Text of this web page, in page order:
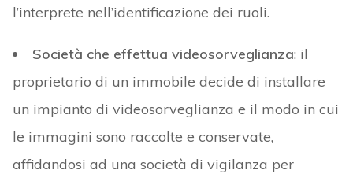
l’interprete nell’identificazione dei ruoli.
Società che effettua videosorveglianza: il
proprietario di un immobile decide di installare
un impianto di videosorveglianza e il modo in cui
le immagini sono raccolte e conservate,
affidandosi ad una società di vigilanza per